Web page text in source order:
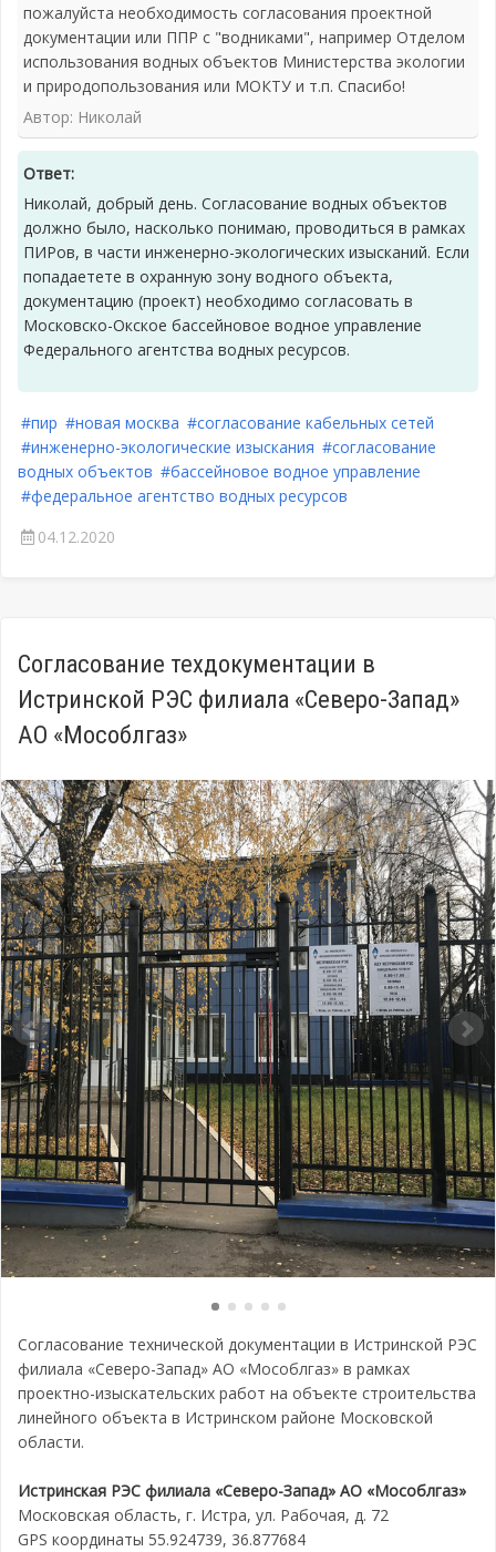
пожалуйста необходимость согласования проектной
документации или ППР с "водниками", например Отделом
использования водных объектов Министерства экологии
и природопользования или МОКТУ и т.п. Спасибо!
Автор: Николай
Ответ:
Николай, добрый день. Согласование водных объектов
должно было, насколько понимаю, проводиться в рамках
ПИРов, в части инженерно-экологических изысканий. Если
попадаетете в охранную зону водного объекта,
документацию (проект) необходимо согласовать в
Московско-Окское бассейновое водное управление
Федерального агентства водных ресурсов.
#пир #новая москва #согласование кабельных сетей
#инженерно-экологические изыскания #согласование
водных объектов #бассейновое водное управление
#федеральное агентство водных ресурсов
04.12.2020
Согласование техдокументации в
Истринской РЭС филиала «Северо-Запад»
АО «Мособлгаз»
Согласование технической документации в Истринской РЭС
филиала «Северо-Запад» АО «Мособлгаз» в рамках
проектно-изыскательских работ на объекте строительства
линейного объекта в Истринском районе Московской
области.
Истринская РЭС филиала «Северо-Запад» АО «Мособлгаз»
Московская область, г. Истра, ул. Рабочая, д. 72
GPS координаты 55.924739, 36.877684